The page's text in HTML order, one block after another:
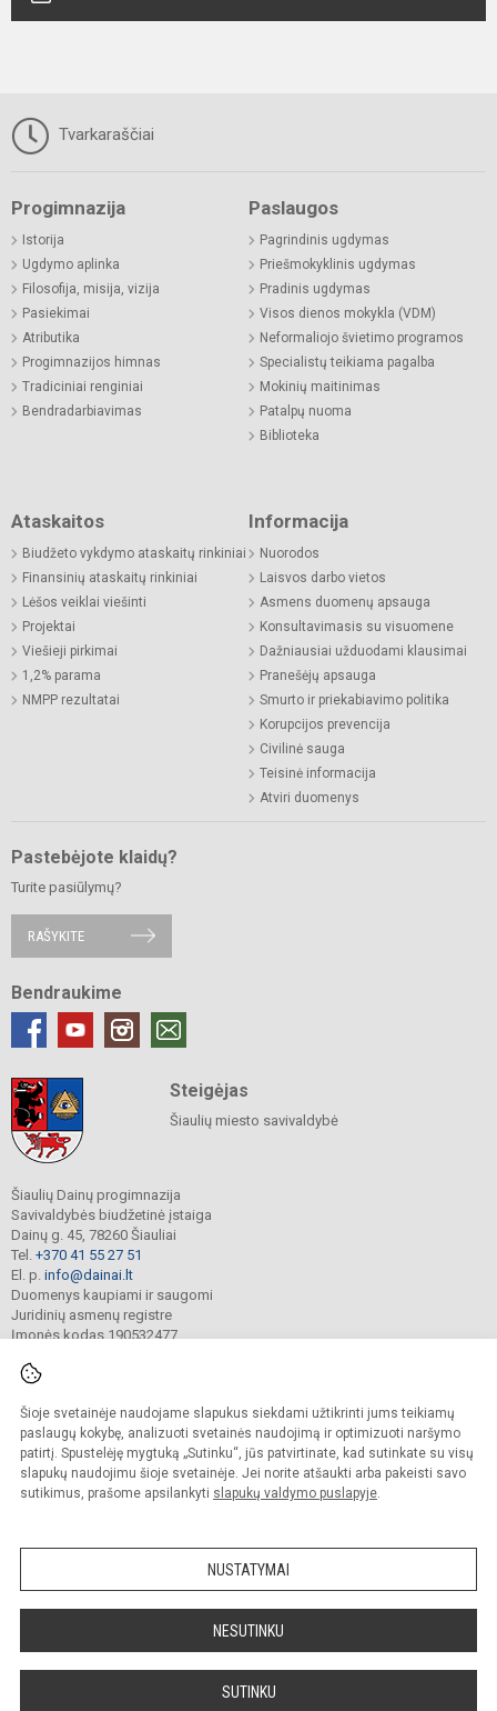
Šioje svetainėje naudojame slapukus siekdami užtikrinti jums teikiamų
paslaugų kokybę, analizuoti svetainės naudojimą ir optimizuoti naršymo
patirtį. Spustelėję mygtuką „Sutinku“, jūs patvirtinate, kad sutinkate su visų
slapukų naudojimu šioje svetainėje. Jei norite atšaukti arba pakeisti savo
sutikimus, prašome apsilankyti slapukų valdymo puslapyje.
NUSTATYMAI
NESUTINKU
SUTINKU
Tvarkaraščiai
Progimnazija
Istorija
Ugdymo aplinka
Filosofija, misija, vizija
Pasiekimai
Atributika
Progimnazijos himnas
Tradiciniai renginiai
Bendradarbiavimas
Paslaugos
Pagrindinis ugdymas
Priešmokyklinis ugdymas
Pradinis ugdymas
Visos dienos mokykla (VDM)
Neformaliojo švietimo programos
Specialistų teikiama pagalba
Mokinių maitinimas
Patalpų nuoma
Biblioteka
Ataskaitos
Biudžeto vykdymo ataskaitų rinkiniai
Finansinių ataskaitų rinkiniai
Lėšos veiklai viešinti
Projektai
Viešieji pirkimai
1,2% parama
NMPP rezultatai
Informacija
Nuorodos
Laisvos darbo vietos
Asmens duomenų apsauga
Konsultavimasis su visuomene
Dažniausiai užduodami klausimai
Pranešėjų apsauga
Smurto ir priekabiavimo politika
Korupcijos prevencija
Civilinė sauga
Teisinė informacija
Atviri duomenys
Pastebėjote klaidų?
Turite pasiūlymų?
RAŠYKITE
Bendraukime
Steigėjas
Šiaulių miesto savivaldybė
Šiaulių Dainų progimnazija
Savivaldybės biudžetinė įstaiga
Dainų g. 45, 78260 Šiauliai
Tel. +370 41 55 27 51
El. p. info@dainai.lt
Duomenys kaupiami ir saugomi
Juridinių asmenų registre
Įmonės kodas 190532477
© 2023. Šiaulių Dainų progimnazija. Visos teisės saugomos.
Kopijuoti turinį be raštiško gimnazijos sutikimo griežtai draudžiama.
Prieinamumo paraiška Slapukų politika
Sumanus būdas atnaujinti